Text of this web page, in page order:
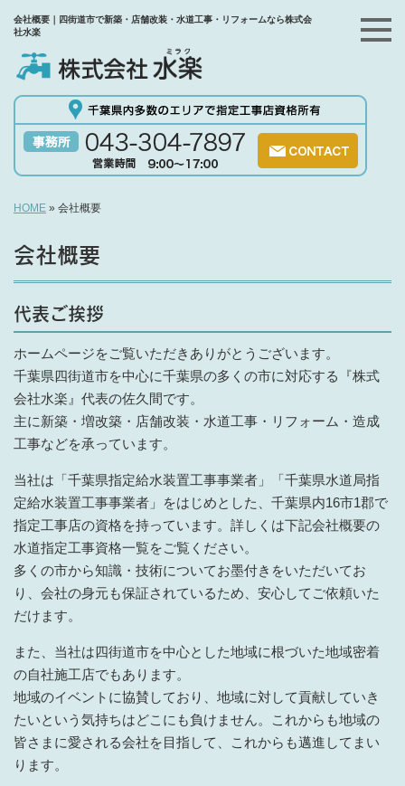
会社概要｜四街道市で新築・店舗改装・水道工事・リフォームなら株式会
社水楽
HOME » 会社概要
会社概要
代表ご挨拶
ホームページをご覧いただきありがとうございます。
千葉県四街道市を中心に千葉県の多くの市に対応する『株式
会社水楽』代表の佐久間です。
主に新築・増改築・店舗改装 ・ 水道工事・リフォーム・造成
工事などを承っています。
当社は「千葉県指定給水装置工事事業者」「千葉県水道局指
定給水装置工事事業者」をはじめとした、千葉県内16市1郡で
指定工事店の資格を持っています。詳しくは下記会社概要の
水道指定工事資格一覧をご覧ください。
多くの市から知識・技術についてお墨付きをいただいてお
り、会社の身元も保証されているため、安心してご依頼いた
だけます。
また、当社は四街道市を中心とした地域に根づいた地域密着
の自社施工店でもあります。
地域のイベントに協賛しており、地域に対して貢献していき
たいという気持ちはどこにも負けません。これからも地域の
皆さまに愛される会社を目指して、これからも邁進してまい
ります。